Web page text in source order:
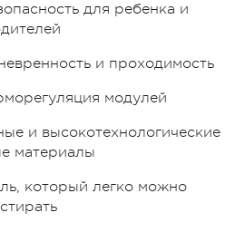
для ребенка и
и проходимость
модулей
и высокотехнологические
материалы
который легко можно